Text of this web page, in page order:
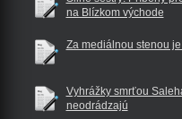
na Blízkom východe
Za mediálnou stenou
Vyhrážky smrťou
neodrádzajú